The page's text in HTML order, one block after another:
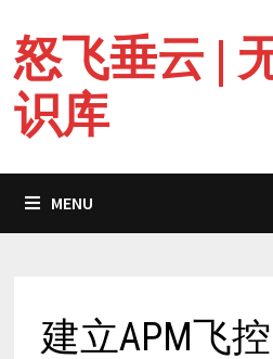
to
content
怒飞垂云 |
识库
MENU
建立APM飞